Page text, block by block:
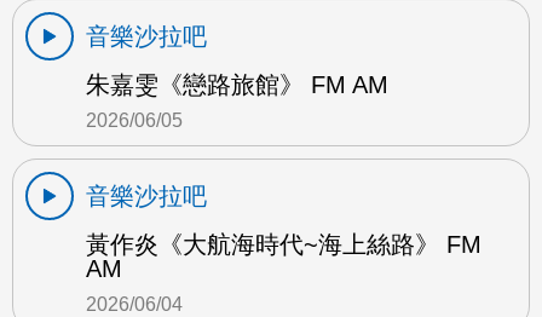
音樂沙拉吧
朱嘉雯《戀路旅館》 FM AM
2026/06/05
音樂沙拉吧
黃作炎《大航海時代~海上絲路》 FM
AM
2026/06/04